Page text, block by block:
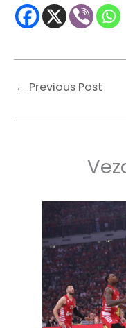
← Previous Post